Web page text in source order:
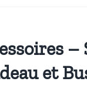
–
et